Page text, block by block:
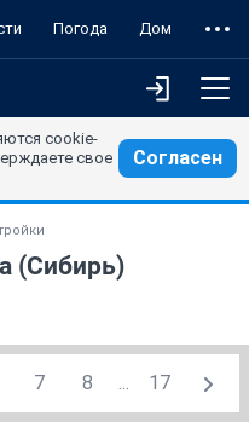
Погода Дом
cookie-
свое
Согласен
(Сибирь)
7 8 ... 17